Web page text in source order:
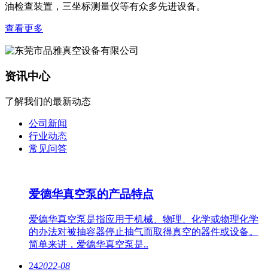
油检查装置，三坐标测量仪等有众多先进设备。
查看更多
资讯中心
了解我们的最新动态
公司新闻
行业动态
常见问答
爱德华真空泵的产品特点
爱德华真空泵是指应用于机械、物理、化学或物理化学
的办法对被抽容器停止抽气而取得真空的器件或设备。
简单来讲，爱德华真空泵是..
242022-08